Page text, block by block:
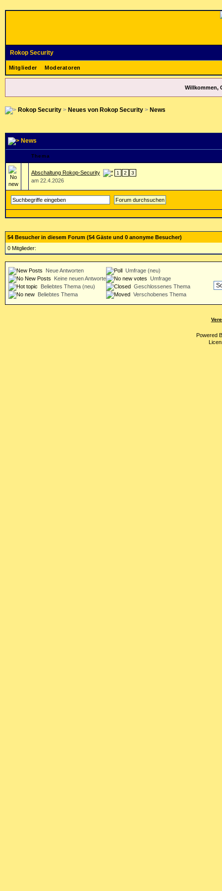
Rokop Security
Mitglieder Moderatoren
Willkommen,
Rokop Security> Neues von Rokop Security> News
News
Thema
Abschaltung Rokop-Security 1 2 3
am 22.4.2026
54 Besucher in diesem Forum (54 Gäste und 0 anonyme Besucher)
0 Mitglieder:
Neue Antworten
Keine neuen Antworten
Beliebtes Thema (neu)
Beliebtes Thema
Umfrage (neu)
Umfrage
Geschlossenes Thema
Verschobenes Thema
Powered